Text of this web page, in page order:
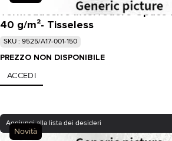
Termoadesivo interfodere Opaco
40 g/m²- Tisseless
SKU : 9525/A17-001-150
PREZZO NON DISPONIBILE
ACCEDI
Novità
Aggiungi alla lista dei desideri